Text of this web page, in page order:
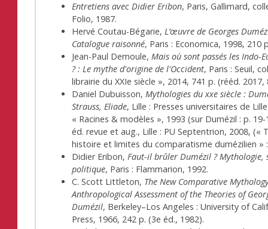
Entretiens avec Didier Eribon, Paris, Gallimard,
Folio, 1987.
Hervé Coutau-Bégarie,L’œuvre de Georges
Catalogue raisonné, Paris : Economica, 1998, 210
Jean-Paul Demoule,Mais où sont passés les Indo-
? : Le mythe d'origine de l'Occident, Paris : Seuil,
librairie du XXIe siècle », 2014, 741 p. (rééd. 2017,
Daniel Dubuisson,Mythologies du xxe siècle :
Strauss, Eliade, Lille : Presses universitaires de
« Racines & modèles », 1993 (sur Dumézil : p. 19-
éd. revue et aug., Lille : PU Septentrion, 2008, («
histoire et limites du comparatisme dumézilien »
Didier Eribon,Faut-il brûler Dumézil ? Mythologie,
politique, Paris : Flammarion, 1992.
C. Scott Littleton, The New Comparative
Anthropological Assessment of the Theories of
Dumézil, Berkeley–Los Angeles : University of
Press, 1966, 242 p. (3e éd., 1982).